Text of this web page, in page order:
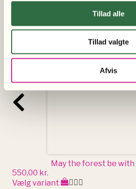
Tillad alle
Tillad valgte
Afvis
Relateret produkter
May the forest be
550,00 kr.
Vælg variant
vare
flere
kan
vælges